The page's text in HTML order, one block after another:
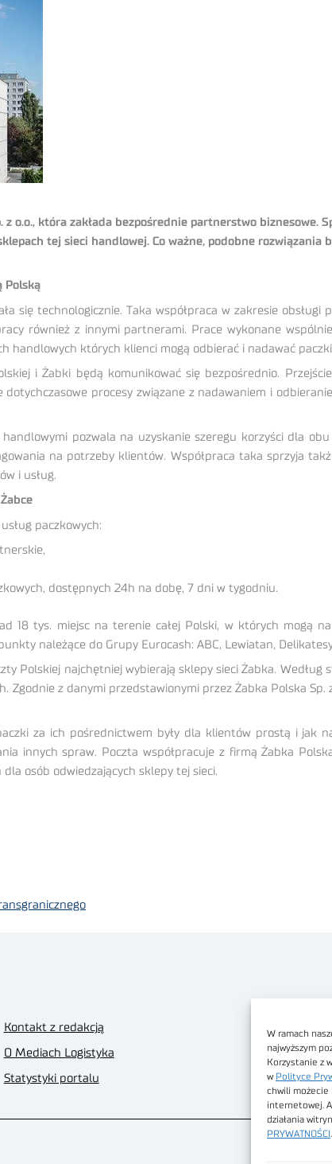
W ramach
najwyższym
Korzystanie z
w Polityce
chwili możecie
internetowej.
działania
PRYWATNOŚCI
z o.o., która zakłada bezpośrednie partnerstwo biznesowe.
tej sieci handlowej. Co ważne, podobne rozwiązania
Polską
się technologicznie. Taka współpraca w zakresie obsługi
również z innymi partnerami. Prace wykonane
handlowych których klienci mogą odbierać i nadawać
i Żabki będą komunikować się bezpośrednio.
dotychczasowe procesy związane z nadawaniem i
pozwala na uzyskanie szeregu korzyści dla
na potrzeby klientów. Współpraca taka sprzyja
i usług.
paczkowych:
dostępnych 24h na dobę, 7 dni w tygodniu.
18 tys. miejsc na terenie całej Polski, w których mogą
należące do Grupy Eurocash: ABC, Lewiatan,
Polskiej najchętniej wybierają sklepy sieci Żabka.
Zgodnie z danymi przedstawionymi przez Żabka Polska
za ich pośrednictwem były dla klientów prostą i jak
innych spraw. Poczta współpracuje z firmą Żabka
osób odwiedzających sklepy tej sieci.
Kontakt z redakcją
O Mediach Logistyka
Statystyki portalu